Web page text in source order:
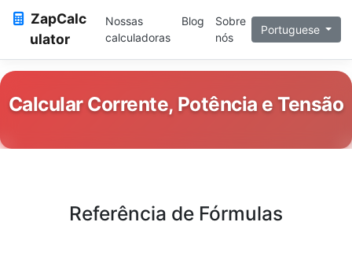
ZapCalc
ulator
Nossas
calculadoras
Blog
Sobre
nós
Portuguese
Calcular Corrente, Potência e Tensão
Referência de Fórmulas